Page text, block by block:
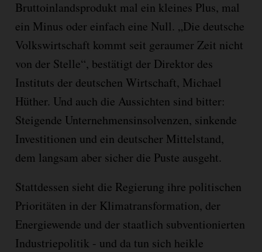
Bruttoinlandsprodukt mal ein kleines Plus, mal
ein Minus oder einfach eine Null. „Die deutsche
Volkswirtschaft kommt seit geraumer Zeit nicht
von der Stelle“, bestätigt der Direktor des
Instituts der deutschen Wirtschaft, Michael
Hüther. Und auch die Aussichten sind bitter:
Steigende Unternehmensinsolvenzen, sinkende
Investitionen und ein deutscher Mittelstand,
dem langsam aber sicher die Puste ausgeht.
Stattdessen sieht die Regierung ihre politischen
Prioritäten in der Klimatransformation, der
Energiewende und der staatlich subventionierten
Industriepolitik - und da tun sich heikle